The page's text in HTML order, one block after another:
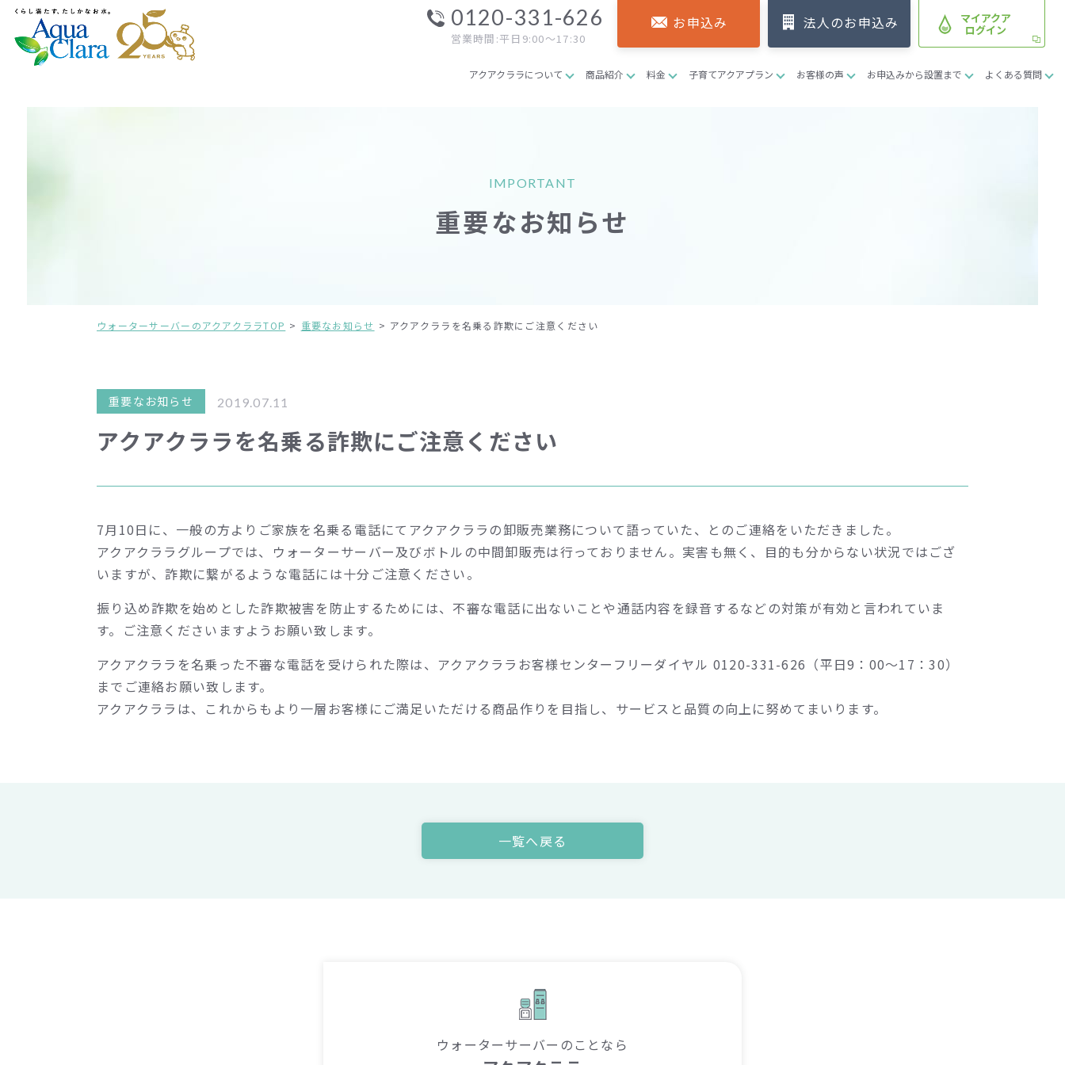
0120-331-626
営業時間:平日9:00～17:30
お申込み 法人のお申込み マイアクア
ログイン
アクアクララについて 商品紹介 料金 子育てアクアプラン お客様の声 お申込みから設置まで よくある質問
IMPORTANT
重要なお知らせ
ウォーターサーバーのアクアクララTOP 重要なお知らせ アクアクララを名乗る詐欺にご注意ください
重要なお知らせ 2019.07.11
アクアクララを名乗る詐欺にご注意ください
7月10日に、一般の方よりご家族を名乗る電話にてアクアクララの卸販売業務について語っていた、とのご連絡をいただきました。
アクアクララグループでは、ウォーターサーバー及びボトルの中間卸販売は行っておりません。実害も無く、目的も分からない状況ではござ
いますが、詐欺に繋がるような電話には十分ご注意ください。
振り込め詐欺を始めとした詐欺被害を防止するためには、不審な電話に出ないことや通話内容を録音するなどの対策が有効と言われていま
す。ご注意くださいますようお願い致します。
アクアクララを名乗った不審な電話を受けられた際は、アクアクララお客様センターフリーダイヤル 0120-331-626（平日9：00～17：30）
までご連絡お願い致します。
アクアクララは、これからもより一層お客様にご満足いただける商品作りを目指し、サービスと品質の向上に努めてまいります。
一覧へ戻る
ウォーターサーバーのことなら